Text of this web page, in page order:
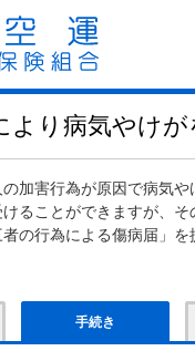
より病気やけが
加害行為が原因で病気や
ることができますが、そ
の行為による傷病届」を
手続き